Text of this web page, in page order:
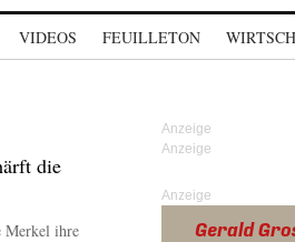
VIDEOS FEUILLETON
die
Merkel ihre
Anzeige